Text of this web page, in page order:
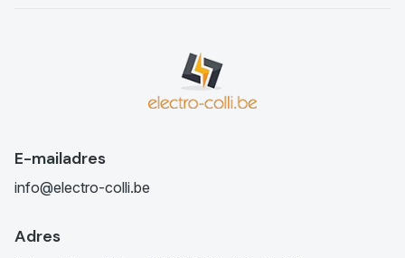
E-mailadres
info@electro-colli.be
Adres